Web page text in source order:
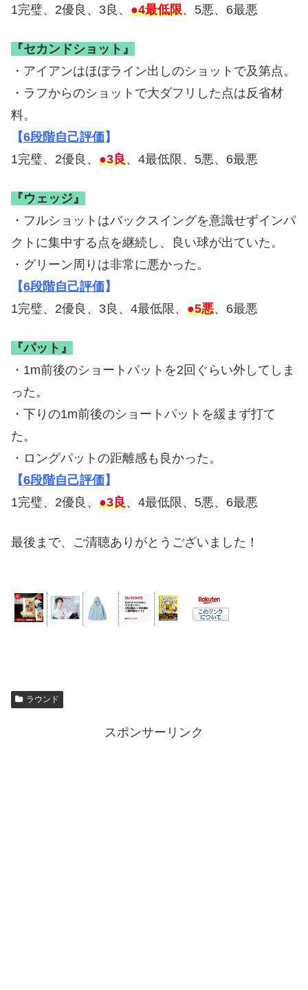
1完璧、2優良、3良、 ●4最低限、5悪、6最悪
『セカンドショット』
・アイアンはほぼライン出しのショットで及第点。
・ラフからのショットで大ダフリした点は反省材
料。
【6段階自己評価】
1完璧、2優良、 ●3良、4最低限、5悪、6最悪
『ウェッジ』
・フルショットはバックスイングを意識せずインパ
クトに集中する点を継続し、良い球が出ていた。
・グリーン周りは非常に悪かった。
【6段階自己評価】
1完璧、2優良、3良、4最低限、 ●5悪、6最悪
『パット』
・1m前後のショートパットを2回ぐらい外してしま
った。
・下りの1m前後のショートパットを緩まず打て
た。
・ロングパットの距離感も良かった。
【6段階自己評価】
1完璧、2優良、 ●3良、4最低限、5悪、6最悪
最後まで、ご清聴ありがとうございました！
ラウンド
スポンサーリンク